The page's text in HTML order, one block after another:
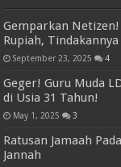
Gemparkan
Rupiah,
September 23, 2025 4
Geger! Guru Muda
di Usia 31 Tahun!
May 1, 2025 3
Ratusan Jamaah
Jannah